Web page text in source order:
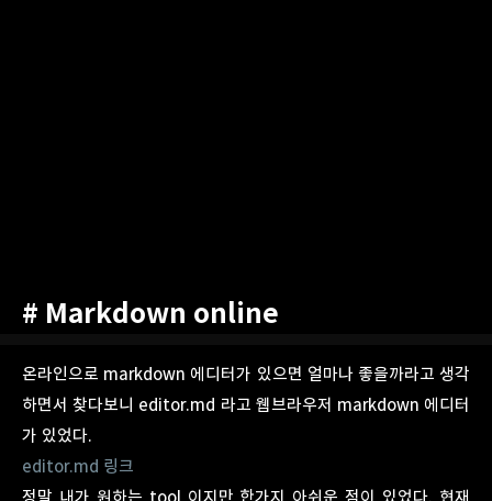
# Markdown online
온라인으로 markdown 에디터가 있으면 얼마나 좋을까라고 생각
하면서 찾다보니 editor.md 라고 웹브라우저 markdown 에디터
가 있었다.
editor.md 링크